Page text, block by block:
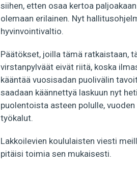
siihen, etten osaa kertoa
olemaan erilainen. Nyt
hyvinvointivaltio.
Päätökset, joilla tämä ratkaistaan,
virstanpylväät eivät riitä, koska
kääntää vuosisadan puolivälin
saadaan käännettyä laskuun nyt
puolentoista asteen polulle,
työkalut.
Lakkoilevien koululaisten viesti
pitäisi toimia sen mukaisesti.